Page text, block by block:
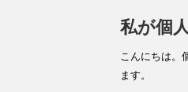
私が個
こんにちは。
ます。